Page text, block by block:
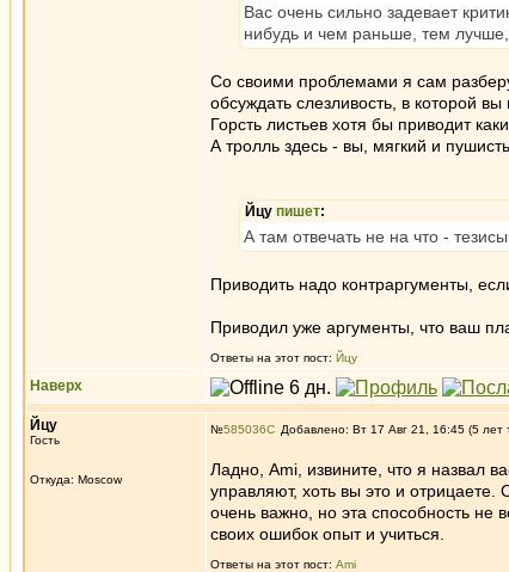
Вас очень сильно задевает
нибудь и чем раньше, тем
Со своими проблемами я сам
обсуждать слезливость, в которой вы
Горсть листьев хотя бы приводит
А тролль здесь - вы, мягкий и
Йцу пишет:
А там отвечать не на что -
Приводить надо контраргументы,
Приводил уже аргументы, что ваш
Ответы на этот пост: Йцу
Наверх
Йцу
Гость
Откуда: Moscow
№585036 Добавлено: Вт 17 Авг 21, 16:45 (5 лет
Ладно, Ami, извините, что я назвал
управляют, хоть вы это и
очень важно, но эта способность
своих ошибок опыт и учиться.
Ответы на этот пост: Ami